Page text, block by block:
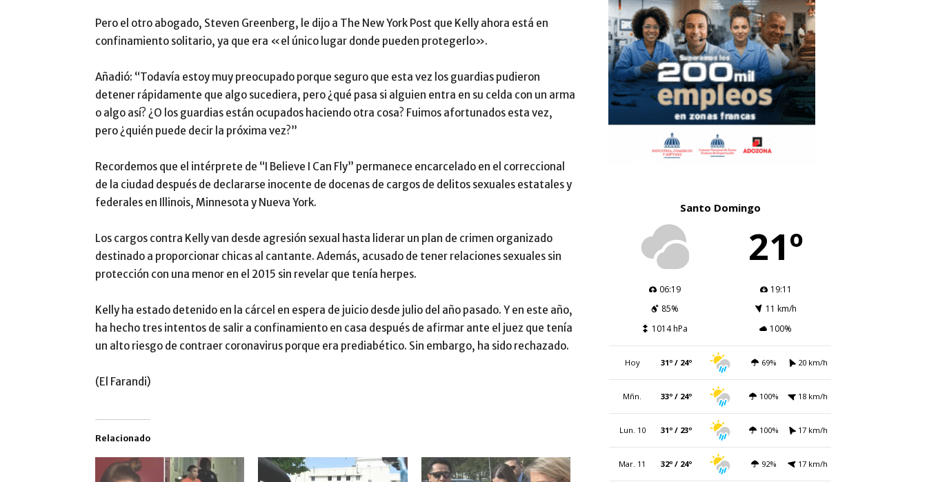
Pero el otro abogado, Steven Greenberg, le dijo a The New York Post que Kelly ahora está en
confinamiento solitario, ya que era «el único lugar donde pueden protegerlo».
Añadió: “Todavía estoy muy preocupado porque seguro que esta vez los guardias pudieron
detener rápidamente que algo sucediera, pero ¿qué pasa si alguien entra en su celda con un arma
o algo así? ¿O los guardias están ocupados haciendo otra cosa? Fuimos afortunados esta vez,
pero ¿quién puede decir la próxima vez?”
Recordemos que el intérprete de “I Believe I Can Fly” permanece encarcelado en el correccional
de la ciudad después de declararse inocente de docenas de cargos de delitos sexuales estatales y
federales en Illinois, Minnesota y Nueva York.
Los cargos contra Kelly van desde agresión sexual hasta liderar un plan de crimen organizado
destinado a proporcionar chicas al cantante. Además, acusado de tener relaciones sexuales sin
protección con una menor en el 2015 sin revelar que tenía herpes.
Kelly ha estado detenido en la cárcel en espera de juicio desde julio del año pasado. Y en este año,
ha hecho tres intentos de salir a confinamiento en casa después de afirmar ante el juez que tenía
un alto riesgo de contraer coronavirus porque era prediabético. Sin embargo, ha sido rechazado.
(El Farandi)
Relacionado
Santo Domingo
21º
06:19
19:11
85%
11 km/h
1014 hPa
100%
Hoy 31º / 24º 69% 20 km/h
Mñn. 33º / 24º 100% 18 km/h
Lun. 10 31º / 23º 100% 17 km/h
Mar. 11 32º / 24º 92% 17 km/h